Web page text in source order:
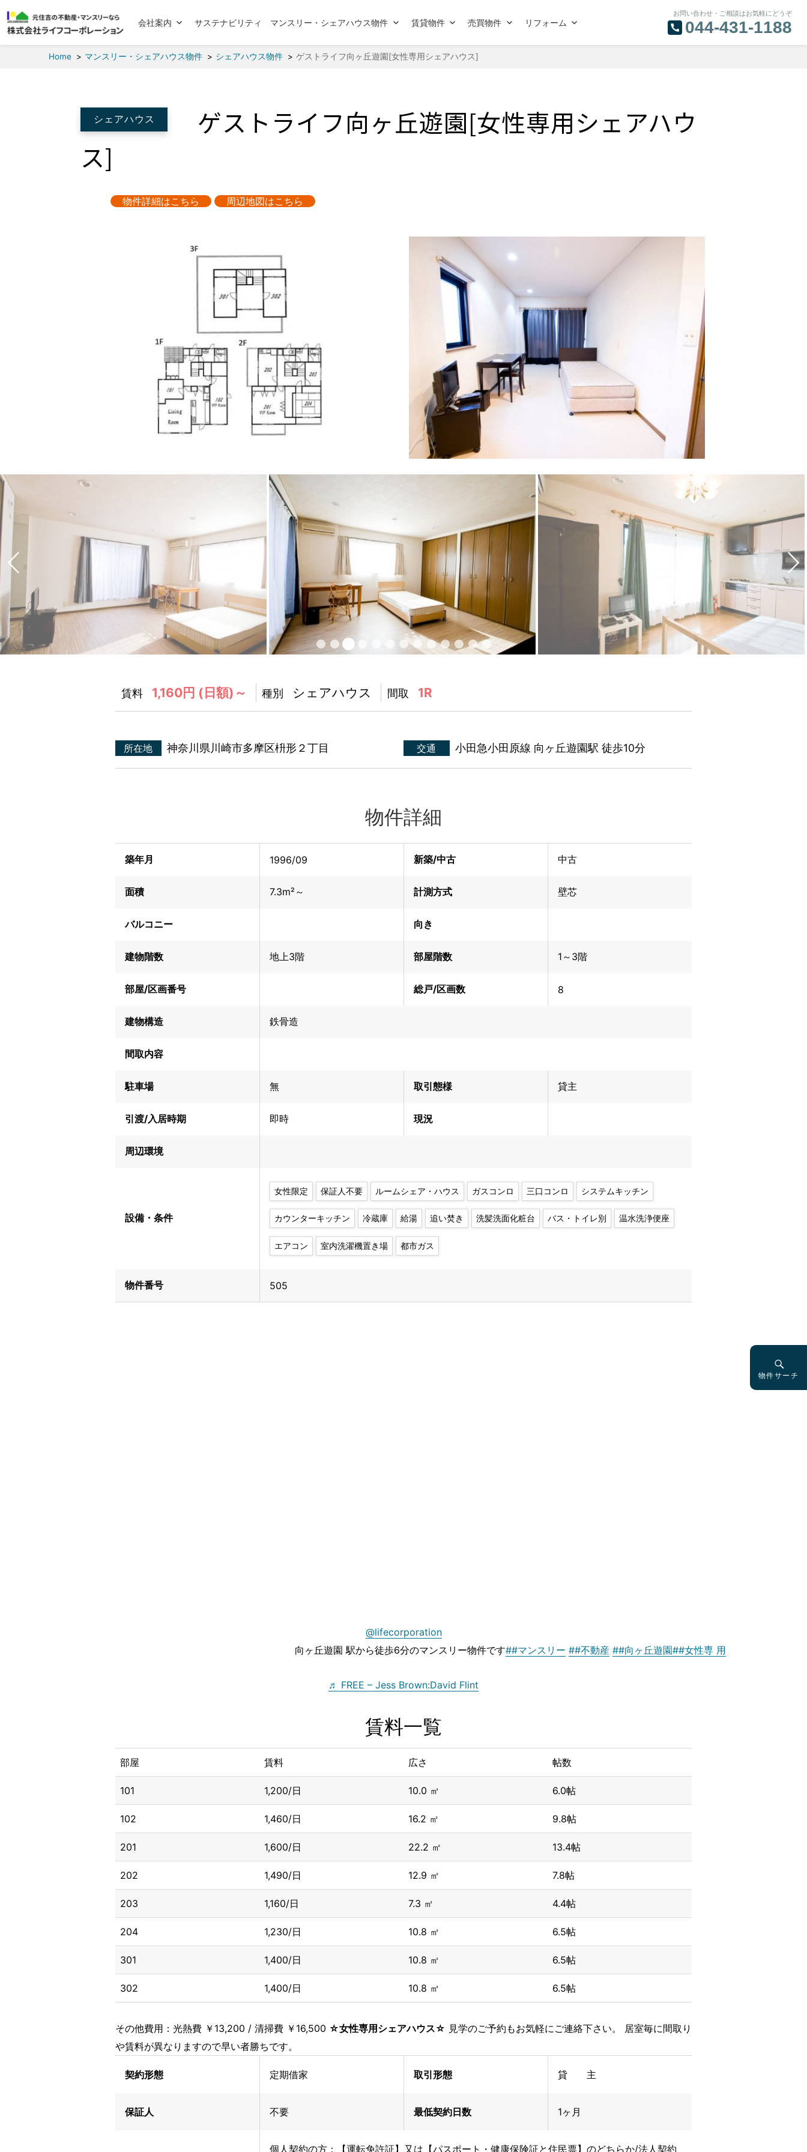
会社案内 サステナビリティ マンスリー・シェアハウス物件 賃貸物件 売買物件 リフォーム
お問い合わせ・ご相談はお気軽にどうぞ
044-431-1188
Home マンスリー・シェアハウス物件 シェアハウス物件 ゲストライフ向ヶ丘遊園[女性専用シェアハウス]
シェアハウス
ゲストライフ向ヶ丘遊園[女性専用シェアハウ
ス]
物件詳細はこちら 周辺地図はこちら
賃料 1,160円 (日額)～ 種別 シェアハウス 間取 1R
所在地 神奈川県川崎市多摩区枡形２丁目 交通 小田急小田原線 向ヶ丘遊園駅 徒歩10分
物件詳細
築年月 1996/09 新築/中古 中古
面積 7.3m²～ 計測方式 壁芯
バルコニー 向き
建物階数 地上3階 部屋階数 1～3階
部屋/区画番号 総戸/区画数 8
建物構造 鉄骨造
間取内容
駐車場 無 取引態様 貸主
引渡/入居時期 即時 現況
周辺環境
設備・条件
女性限定 保証人不要 ルームシェア・ハウス ガスコンロ 三口コンロ システムキッチン
カウンターキッチン 冷蔵庫 給湯 追い焚き 洗髪洗面化粧台 バス・トイレ別 温水洗浄便座
エアコン 室内洗濯機置き場 都市ガス
物件番号 505
@lifecorporation
向ヶ丘遊園 駅から徒歩6分のマンスリー物件です##マンスリー ##不動産 ##向ヶ丘遊園##女性専 用
♬ FREE – Jess Brown:David Flint
賃料一覧
部屋 賃料 広さ 帖数
101 1,200/日 10.0 ㎡ 6.0帖
102 1,460/日 16.2 ㎡ 9.8帖
201 1,600/日 22.2 ㎡ 13.4帖
202 1,490/日 12.9 ㎡ 7.8帖
203 1,160/日 7.3 ㎡ 4.4帖
204 1,230/日 10.8 ㎡ 6.5帖
301 1,400/日 10.8 ㎡ 6.5帖
302 1,400/日 10.8 ㎡ 6.5帖
その他費用：光熱費 ￥13,200 / 清掃費 ￥16,500 ☆女性専用シェアハウス☆ 見学のご予約もお気軽にご連絡下さい。 居室毎に間取り
や賃料が異なりますので早い者勝ちです。
契約形態 定期借家 取引形態 貸 主
保証人 不要 最低契約日数 1ヶ月
個人契約の方：【運転免許証】又は【パスポート・健康保険証と住民票】のどちらか/法人契約
物件サーチ